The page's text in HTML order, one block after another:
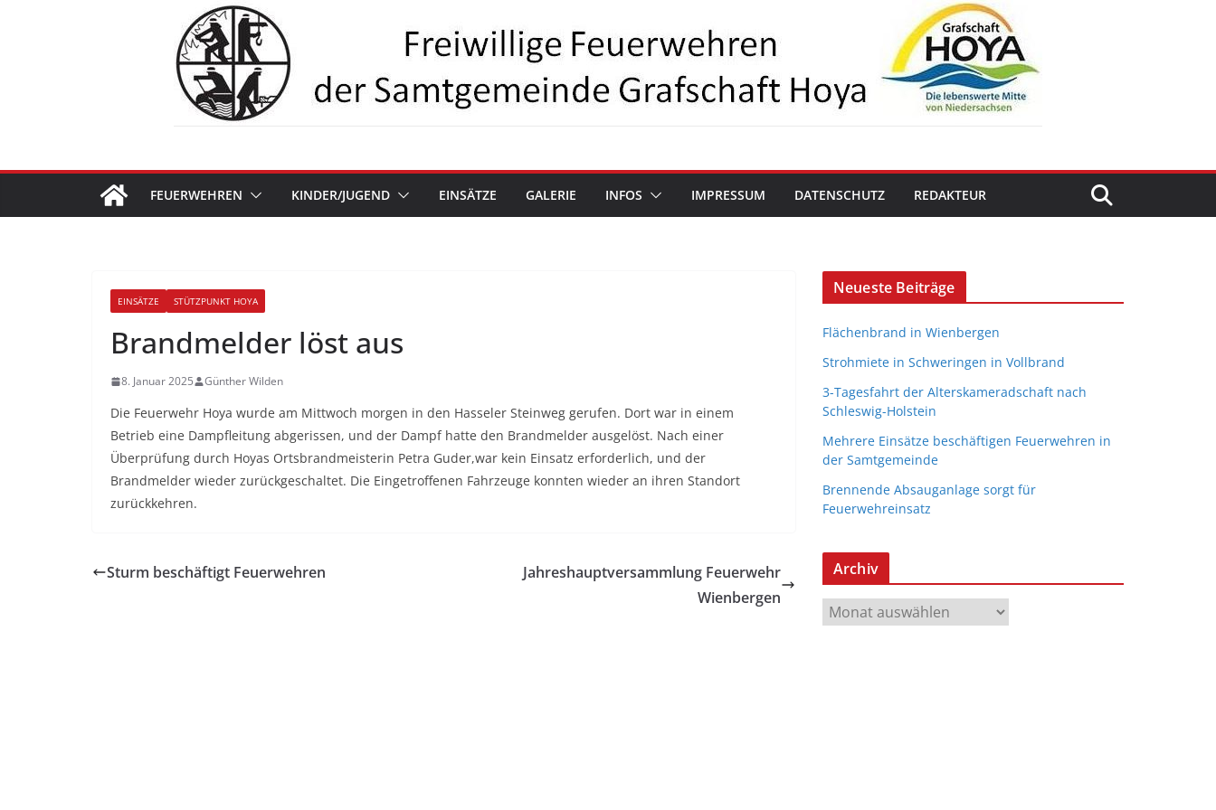
FEUERWEHREN KINDER/JUGEND EINSÄTZE GALERIE INFOS IMPRESSUM DATENSCHUTZ REDAKTEUR
EINSÄTZE STÜTZPUNKT HOYA
Brandmelder löst aus
8. Januar 2025 Günther Wilden
Die Feuerwehr Hoya wurde am Mittwoch morgen in den Hasseler Steinweg gerufen. Dort war in einem
Betrieb eine Dampfleitung abgerissen, und der Dampf hatte den Brandmelder ausgelöst. Nach einer
Überprüfung durch Hoyas Ortsbrandmeisterin Petra Guder,war kein Einsatz erforderlich, und der
Brandmelder wieder zurückgeschaltet. Die Eingetroffenen Fahrzeuge konnten wieder an ihren Standort
zurückkehren.
Sturm beschäftigt Feuerwehren
Jahreshauptversammlung Feuerwehr
Wienbergen
Neueste Beiträge
Flächenbrand in Wienbergen
Strohmiete in Schweringen in Vollbrand
3-Tagesfahrt der Alterskameradschaft nach
Schleswig-Holstein
Mehrere Einsätze beschäftigen Feuerwehren in
der Samtgemeinde
Brennende Absauganlage sorgt für
Feuerwehreinsatz
Archiv
r